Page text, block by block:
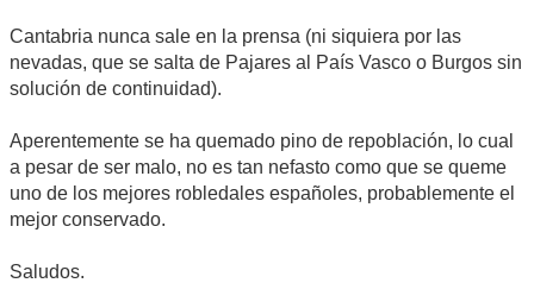
Cantabria nunca sale en la prensa (ni siquiera por las
nevadas, que se salta de Pajares al País Vasco o Burgos sin
solución de continuidad).
Aperentemente se ha quemado pino de repoblación, lo cual
a pesar de ser malo, no es tan nefasto como que se queme
uno de los mejores robledales españoles, probablemente el
mejor conservado.
Saludos.